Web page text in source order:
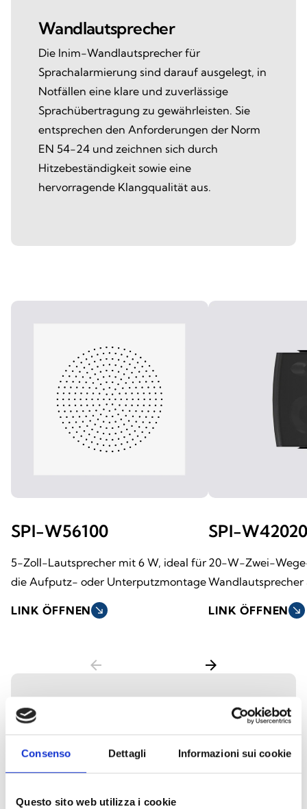
Consenso Dettagli Informazioni sui cookie
Questo sito web utilizza i cookie
Wandlautsprecher
Die Inim-Wandlautsprecher für
Sprachalarmierung sind darauf ausgelegt, in
Notfällen eine klare und zuverlässige
Sprachübertragung zu gewährleisten. Sie
entsprechen den Anforderungen der Norm
EN 54-24 und zeichnen sich durch
Hitzebeständigkeit sowie eine
hervorragende Klangqualität aus.
SPI-W56100
5-Zoll-Lautsprecher mit 6 W, ideal für
die Aufputz- oder Unterputzmontage
LINK ÖFFNEN south_east
SPI-
20-W-Zwei-
Wandlautsprecher
LINK ÖFFNEN south_east
arrow_back arrow_forward
Pendellautsprecher
Die Pendellautsprecher sind für eine
gleichmäßige Schallverteilung in Räumen
mit hohen Decken oder großen Flächen